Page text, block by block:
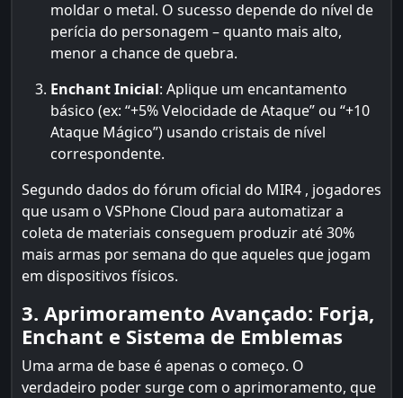
moldar o metal. O sucesso depende do nível de
perícia do personagem – quanto mais alto,
menor a chance de quebra.
Enchant Inicial: Aplique um encantamento
básico (ex: “+5% Velocidade de Ataque” ou “+10
Ataque Mágico”) usando cristais de nível
correspondente.
Segundo dados do fórum oficial do MIR4 , jogadores
que usam o VSPhone Cloud para automatizar a
coleta de materiais conseguem produzir até 30%
mais armas por semana do que aqueles que jogam
em dispositivos físicos.
3. Aprimoramento Avançado: Forja,
Enchant e Sistema de Emblemas
Uma arma de base é apenas o começo. O
verdadeiro poder surge com o aprimoramento, que